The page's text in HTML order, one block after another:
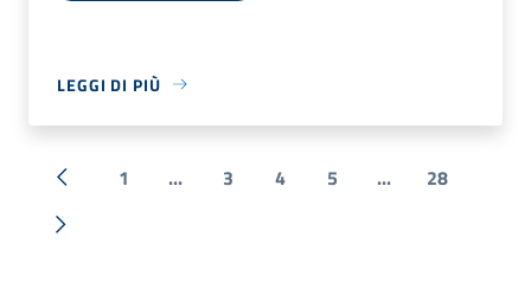
LEGGI DI PIÙ
« Precedente
1 ... 3 4 5 ... 28
Successiva »